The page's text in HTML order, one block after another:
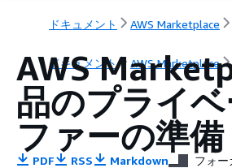
ドキュメント AWS Marketplace
ドキュメント AWS Marketplace
AWS
品のプライ
ファーの準備
PDF RSS Markdown フォー